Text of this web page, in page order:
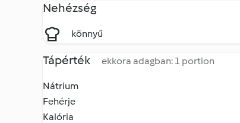
Nehézség
könnyű
Tápérték ekkora adagban: 1 portion
Nátrium
Fehérje
Kalória